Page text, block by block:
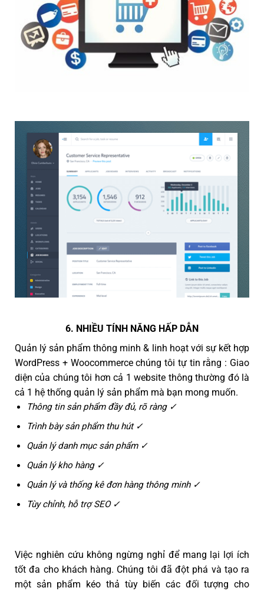
6. NHIỀU TÍNH NĂNG HẤP DẪN
Quản lý sản phẩm thông minh & linh hoạt với sự kết hợp
WordPress + Woocommerce chúng tôi tự tin rằng : Giao
diện của chúng tôi hơn cả 1 website thông thường đó là
cả 1 hệ thống quản lý sản phẩm mà bạn mong muốn.
Thông tin sản phẩm đầy đủ, rõ ràng ✓
Trình bày sản phẩm thu hút ✓
Quản lý danh mục sản phẩm ✓
Quản lý kho hàng ✓
Quản lý và thống kê đơn hàng thông minh ✓
Tùy chỉnh, hỗ trợ SEO ✓
Việc nghiên cứu không ngừng nghỉ để mang lại lợi ích
tốt đa cho khách hàng. Chúng tôi đã đột phá và tạo ra
một sản phẩm kéo thả tùy biến các đối tượng cho